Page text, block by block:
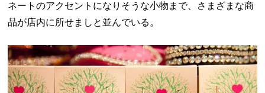
ネートのアクセントになりそうな小物まで、さまざまな商
品が店内に所せましと並んでいる。